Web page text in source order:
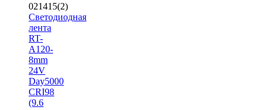
021415(2)
Светодиодная
лента
RT-
A120-
8mm
24V
Day5000
CRI98
(9.6